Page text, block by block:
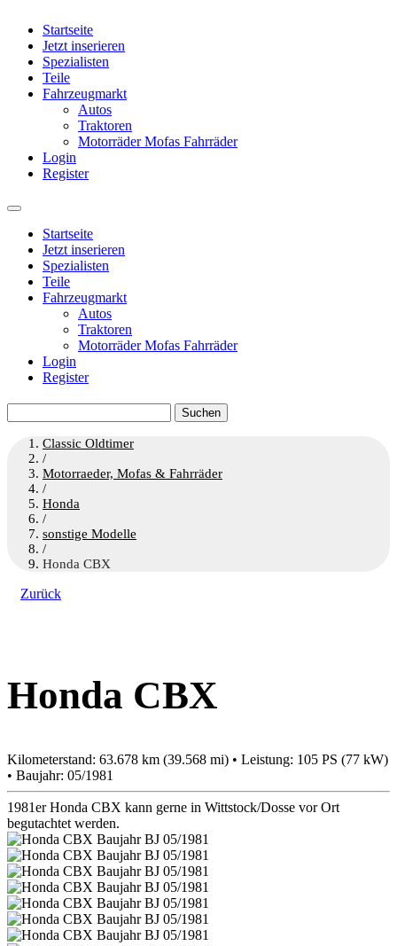
Startseite
Jetzt inserieren
Spezialisten
Teile
Fahrzeugmarkt
Autos
Traktoren
Motorräder Mofas Fahrräder
Login
Register
Startseite
Jetzt inserieren
Spezialisten
Teile
Fahrzeugmarkt
Autos
Traktoren
Motorräder Mofas Fahrräder
Login
Register
nach:
Classic Oldtimer
/
Motorraeder, Mofas & Fahrräder
/
Honda
/
sonstige Modelle
/
Honda CBX
Zurück
Honda CBX
Kilometerstand: 63.678 km (39.568 mi) • Leistung: 105 PS (77 kW)
• Baujahr: 05/1981
1981er Honda CBX kann gerne in Wittstock/Dosse vor Ort
begutachtet werden.